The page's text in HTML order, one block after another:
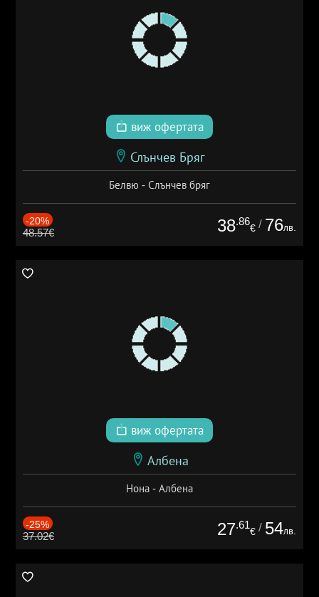
виж офертата
Слънчев Бряг
Белвю - Слънчев бряг
-20%
48.57€ 38.86
€ / 76лв.
виж офертата
Албена
Нона - Албена
-25%
37.02€ 27.61
€ / 54лв.